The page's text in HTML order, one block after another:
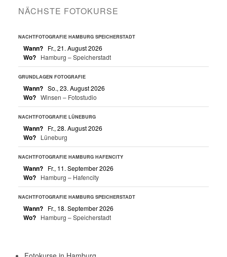
NÄCHSTE FOTOKURSE
NACHTFOTOGRAFIE HAMBURG SPEICHERSTADT
Wann? Fr., 21. August 2026
Wo? Hamburg – Speicherstadt
GRUNDLAGEN FOTOGRAFIE
Wann? So., 23. August 2026
Wo? Winsen – Fotostudio
NACHTFOTOGRAFIE LÜNEBURG
Wann? Fr., 28. August 2026
Wo? Lüneburg
NACHTFOTOGRAFIE HAMBURG HAFENCITY
Wann? Fr., 11. September 2026
Wo? Hamburg – Hafencity
NACHTFOTOGRAFIE HAMBURG SPEICHERSTADT
Wann? Fr., 18. September 2026
Wo? Hamburg – Speicherstadt